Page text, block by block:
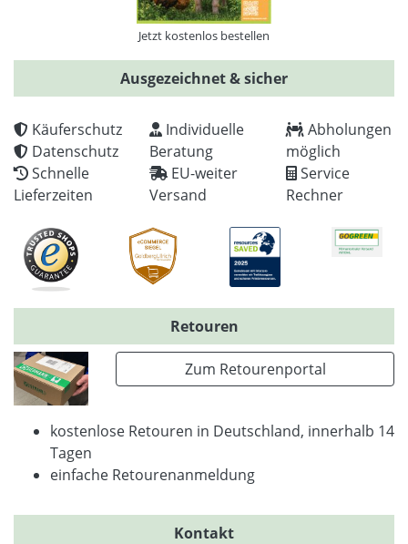
Jetzt kostenlos bestellen
Ausgezeichnet & sicher
Käuferschutz
Datenschutz
Schnelle
Lieferzeiten
Individuelle
Beratung
EU-weiter
Versand
Abholungen
möglich
Service
Rechner
Retouren
Zum Retourenportal
kostenlose Retouren in Deutschland, innerhalb 14
Tagen
einfache Retourenanmeldung
Kontakt